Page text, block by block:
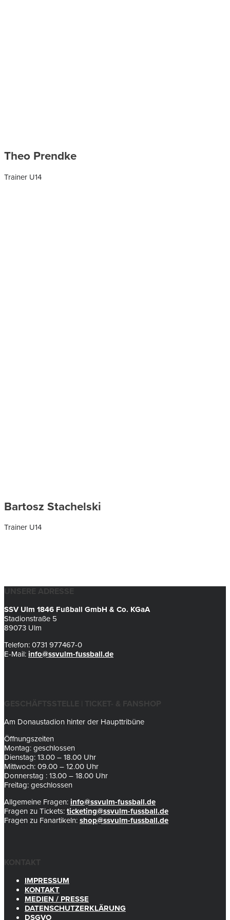
Theo Prendke
Trainer U14
Bartosz Stachelski
Trainer U14
UNSERE ADRESSE
SSV Ulm 1846 Fußball GmbH & Co. KGaA
Stadionstraße 5
89073 Ulm
Telefon: 0731 977467-0
E-Mail: info@ssvulm-fussball.de
GESCHÄFTSSTELLE | TICKET- & FANSHOP
Am Donaustadion hinter der Haupttribüne
Öffnungszeiten
Montag: geschlossen
Dienstag: 13.00 – 18.00 Uhr
Mittwoch: 09.00 – 12.00 Uhr
Donnerstag : 13.00 – 18.00 Uhr
Freitag: geschlossen
Allgemeine Fragen: info@ssvulm-fussball.de
Fragen zu Tickets: ticketing@ssvulm-fussball.de
Fragen zu Fanartikeln: shop@ssvulm-fussball.de
KONTAKT
IMPRESSUM
KONTAKT
MEDIEN / PRESSE
DATENSCHUTZERKLÄRUNG
DSGVO